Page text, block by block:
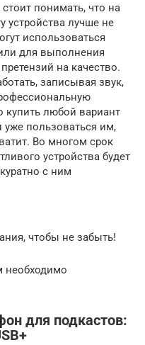
понимать, что на
устройства лучше не
использоваться
для выполнения
на качество.
записывая звук,
любой вариант
пользоваться им,
Во многом срок
устройства будет
с ним
чтобы не забыть!
необходимо
для подкастов: